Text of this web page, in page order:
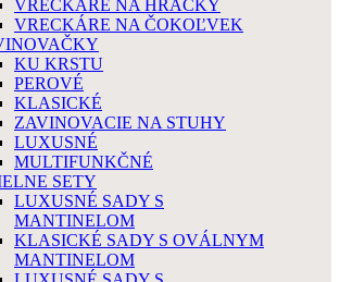
VRECKÁRE NA HRAČKY
VRECKÁRE NA ČOKOĽVEK
KU KRSTU
PEROVÉ
KLASICKÉ
ZAVINOVACIE NA STUHY
LUXUSNÉ
MULTIFUNKČNÉ
SETY
LUXUSNÉ SADY S
MANTINELOM
KLASICKÉ SADY S OVÁLNYM
MANTINELOM